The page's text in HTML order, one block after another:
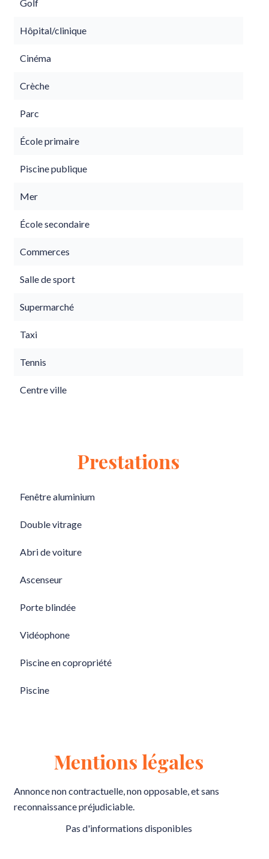
Golf
Hôpital/clinique
Cinéma
Crèche
Parc
École primaire
Piscine publique
Mer
École secondaire
Commerces
Salle de sport
Supermarché
Taxi
Tennis
Centre ville
Prestations
Fenêtre aluminium
Double vitrage
Abri de voiture
Ascenseur
Porte blindée
Vidéophone
Piscine en copropriété
Piscine
Mentions légales
Annonce non contractuelle, non opposable, et sans
reconnaissance préjudiciable.
Pas d'informations disponibles